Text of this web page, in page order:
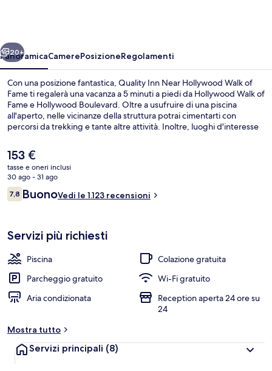
of
Fame
Avanti
20+
PanoramicaCamerePosizioneRegolamenti
Con una posizione fantastica, Quality Inn Near Hollywood Walk of
Fame ti regalerà una vacanza a 5 minuti a piedi da Hollywood Walk of
Fame e Hollywood Boulevard. Oltre a usufruire di una piscina
all'aperto, nelle vicinanze della struttura potrai cimentarti con
percorsi da trekking e tante altre attività. Inoltre, luoghi d'interesse
soli 10 minuti a piedi. Gli ospiti apprezzano molto il personale gentile
e la posizione invidiabile. La struttura è vicina ai mezzi pubblici:
Stazione di Hollywood - Highland si trova a 9 min di distanza.
Il
prezzo
attuale
è
153 €
153 €
tasse e oneri inclusi
30 ago - 31 ago
Recensioni
7,87,8 su 10
BuonoVedi le 1.123 recensioni
Servizi più richiesti
Piscina
Colazione gratuita
Parcheggio gratuito
Wi-Fi gratuito
Aria condizionata
Reception aperta 24 ore su
24
Mostra tutto
Servizi principali (8)